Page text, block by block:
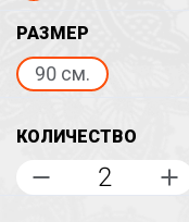
РАЗМЕР
90 см.
КОЛИЧЕСТВО